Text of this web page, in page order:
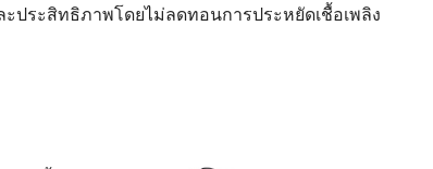
ประสิทธิภาพโดยไม่ลดทอนการประหยัดเชื้อเพลิง